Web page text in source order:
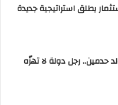
يطلق استراتيجية جديدة
حدمين.. رجل دولة لا تهزّه